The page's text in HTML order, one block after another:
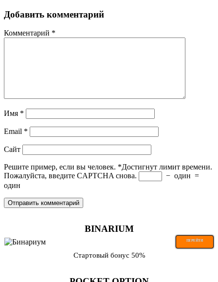
Добавить комментарий
Комментарий *
Имя *
Email *
Сайт
Решите пример, если вы человек. *Достигнут лимит времени.
Пожалуйста, введите CAPTCHA снова.
− один =
один
BINARIUM
ПЕРЕЙТИ
Стартовый бонус 50%